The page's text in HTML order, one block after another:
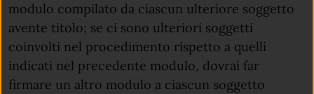
modulo compilato da ciascun ulteriore soggetto
avente titolo; se ci sono ulteriori soggetti
coinvolti nel procedimento rispetto a quelli
indicati nel precedente modulo, dovrai far
firmare un altro modulo a ciascun soggetto